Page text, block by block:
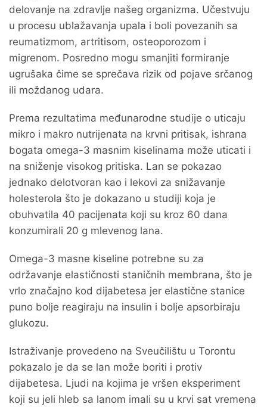
delovanje na zdravlje našeg organizma. Učestvuju
u procesu ublažavanja upala i boli povezanih sa
reumatizmom, artritisom, osteoporozom i
migrenom. Posredno mogu smanjiti formiranje
ugrušaka čime se sprečava rizik od pojave srčanog
ili moždanog udara.
Prema rezultatima međunarodne studije o uticaju
mikro i makro nutrijenata na krvni pritisak, ishrana
bogata omega-3 masnim kiselinama može uticati i
na sniženje visokog pritiska. Lan se pokazao
jednako delotvoran kao i lekovi za snižavanje
holesterola što je dokazano u studiji koja je
obuhvatila 40 pacijenata koji su kroz 60 dana
konzumirali 20 g mlevenog lana.
Omega-3 masne kiseline potrebne su za
održavanje elastičnosti staničnih membrana, što je
vrlo značajno kod dijabetesa jer elastične stanice
puno bolje reagiraju na insulin i bolje apsorbiraju
glukozu.
Istraživanje provedeno na Sveučilištu u Torontu
pokazalo je da se lan može boriti i protiv
dijabetesa. Ljudi na kojima je vršen eksperiment
koji su jeli hleb sa lanom imali su u krvi sat vremena